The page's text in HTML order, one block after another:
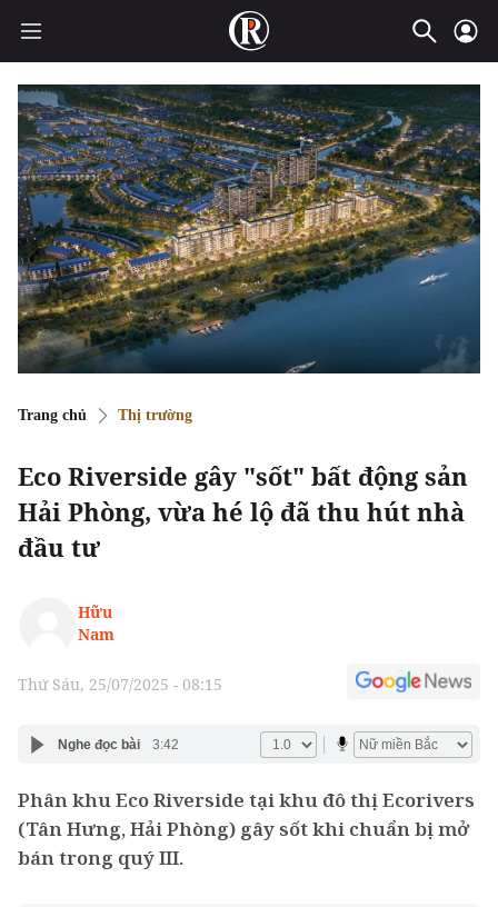
Trang chủ Thị trường
Eco Riverside gây "sốt" bất động sản
Hải Phòng, vừa hé lộ đã thu hút nhà
đầu tư
Hữu
Nam
Thứ Sáu, 25/07/2025 - 08:15
Nghe đọc bài 3:42
Phân khu Eco Riverside tại khu đô thị Ecorivers
(Tân Hưng, Hải Phòng) gây sốt khi chuẩn bị mở
bán trong quý III.